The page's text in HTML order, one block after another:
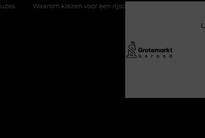
Waarom kiezen voor een rijschool in Utrecht?